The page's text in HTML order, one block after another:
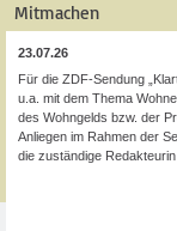
Mitmachen
23.07.26
Für die ZDF-Sendung
u.a. mit dem Thema
des Wohngelds bzw. der
Anliegen im Rahmen der
die zuständige